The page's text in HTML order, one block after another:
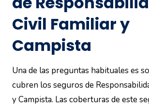
Civil Familiar y
Campista
Una de las preguntas habituales es
cubren los seguros de
y Campista. Las coberturas de este